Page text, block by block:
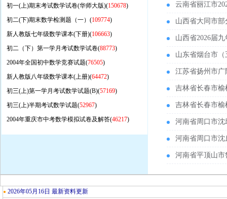
初一(上)期末考试数学试卷(华师大版)(150678)
初二(下)期末数学检测题（一）(109774)
新人教版七年级数学课本(下册)(106663)
初二（下）第一学月考试数学试卷(88773)
2004年全国初中数学竞赛试题(76505)
新人教版八年级数学课本(上册)(64472)
初三(上)第一学月考试数学试题(B)(57169)
初三(上)半期考试数学试题(52967)
2004年重庆市中考数学模拟试卷及解答(46217)
云南省丽江市
山西省大同市
山西省2026届
山东省烟台市
江苏省扬州市广
吉林省长春市榆
吉林省长春市榆
河南省周口市沈
河南省周口市沈
河南省平顶山市
● 2026年05月16日 最新资料更新